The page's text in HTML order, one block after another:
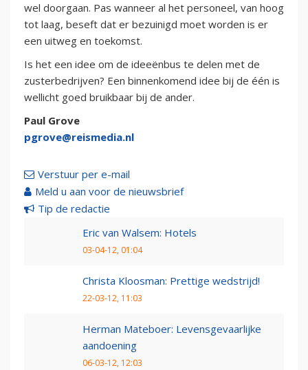
wel doorgaan. Pas wanneer al het personeel, van hoog
tot laag, beseft dat er bezuinigd moet worden is er
een uitweg en toekomst.
Is het een idee om de ideeënbus te delen met de
zusterbedrijven? Een binnenkomend idee bij de één is
wellicht goed bruikbaar bij de ander.
Paul Grove
pgrove@reismedia.nl
Verstuur per e-mail
Meld u aan voor de nieuwsbrief
Tip de redactie
Eric van Walsem: Hotels
03-04-12, 01:04
Christa Kloosman: Prettige wedstrijd!
22-03-12, 11:03
Herman Mateboer: Levensgevaarlijke
aandoening
06-03-12, 12:03